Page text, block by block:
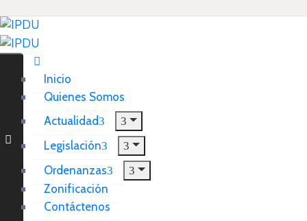
Inicio
Quienes Somos
Actualidad
Legislación
Ordenanzas
Zonificación
Contáctenos